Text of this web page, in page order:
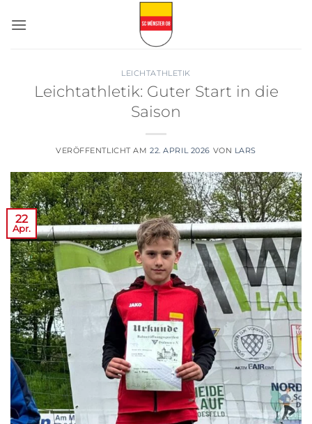
Inhalt
LEICHTATHLETIK
Leichtathletik: Guter Start in die
Saison
VERÖFFENTLICHT AM22. APRIL 2026 VON LARS
22
Apr.